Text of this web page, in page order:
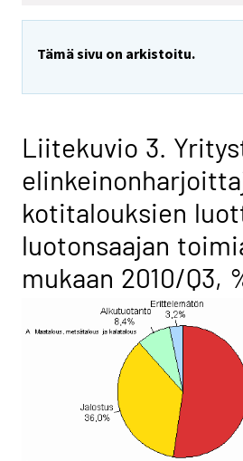
Tämä sivu on arkistoitu.
Liitekuvio 3.
kotitalouksien
luotonsaajan
mukaan 2010/Q3,